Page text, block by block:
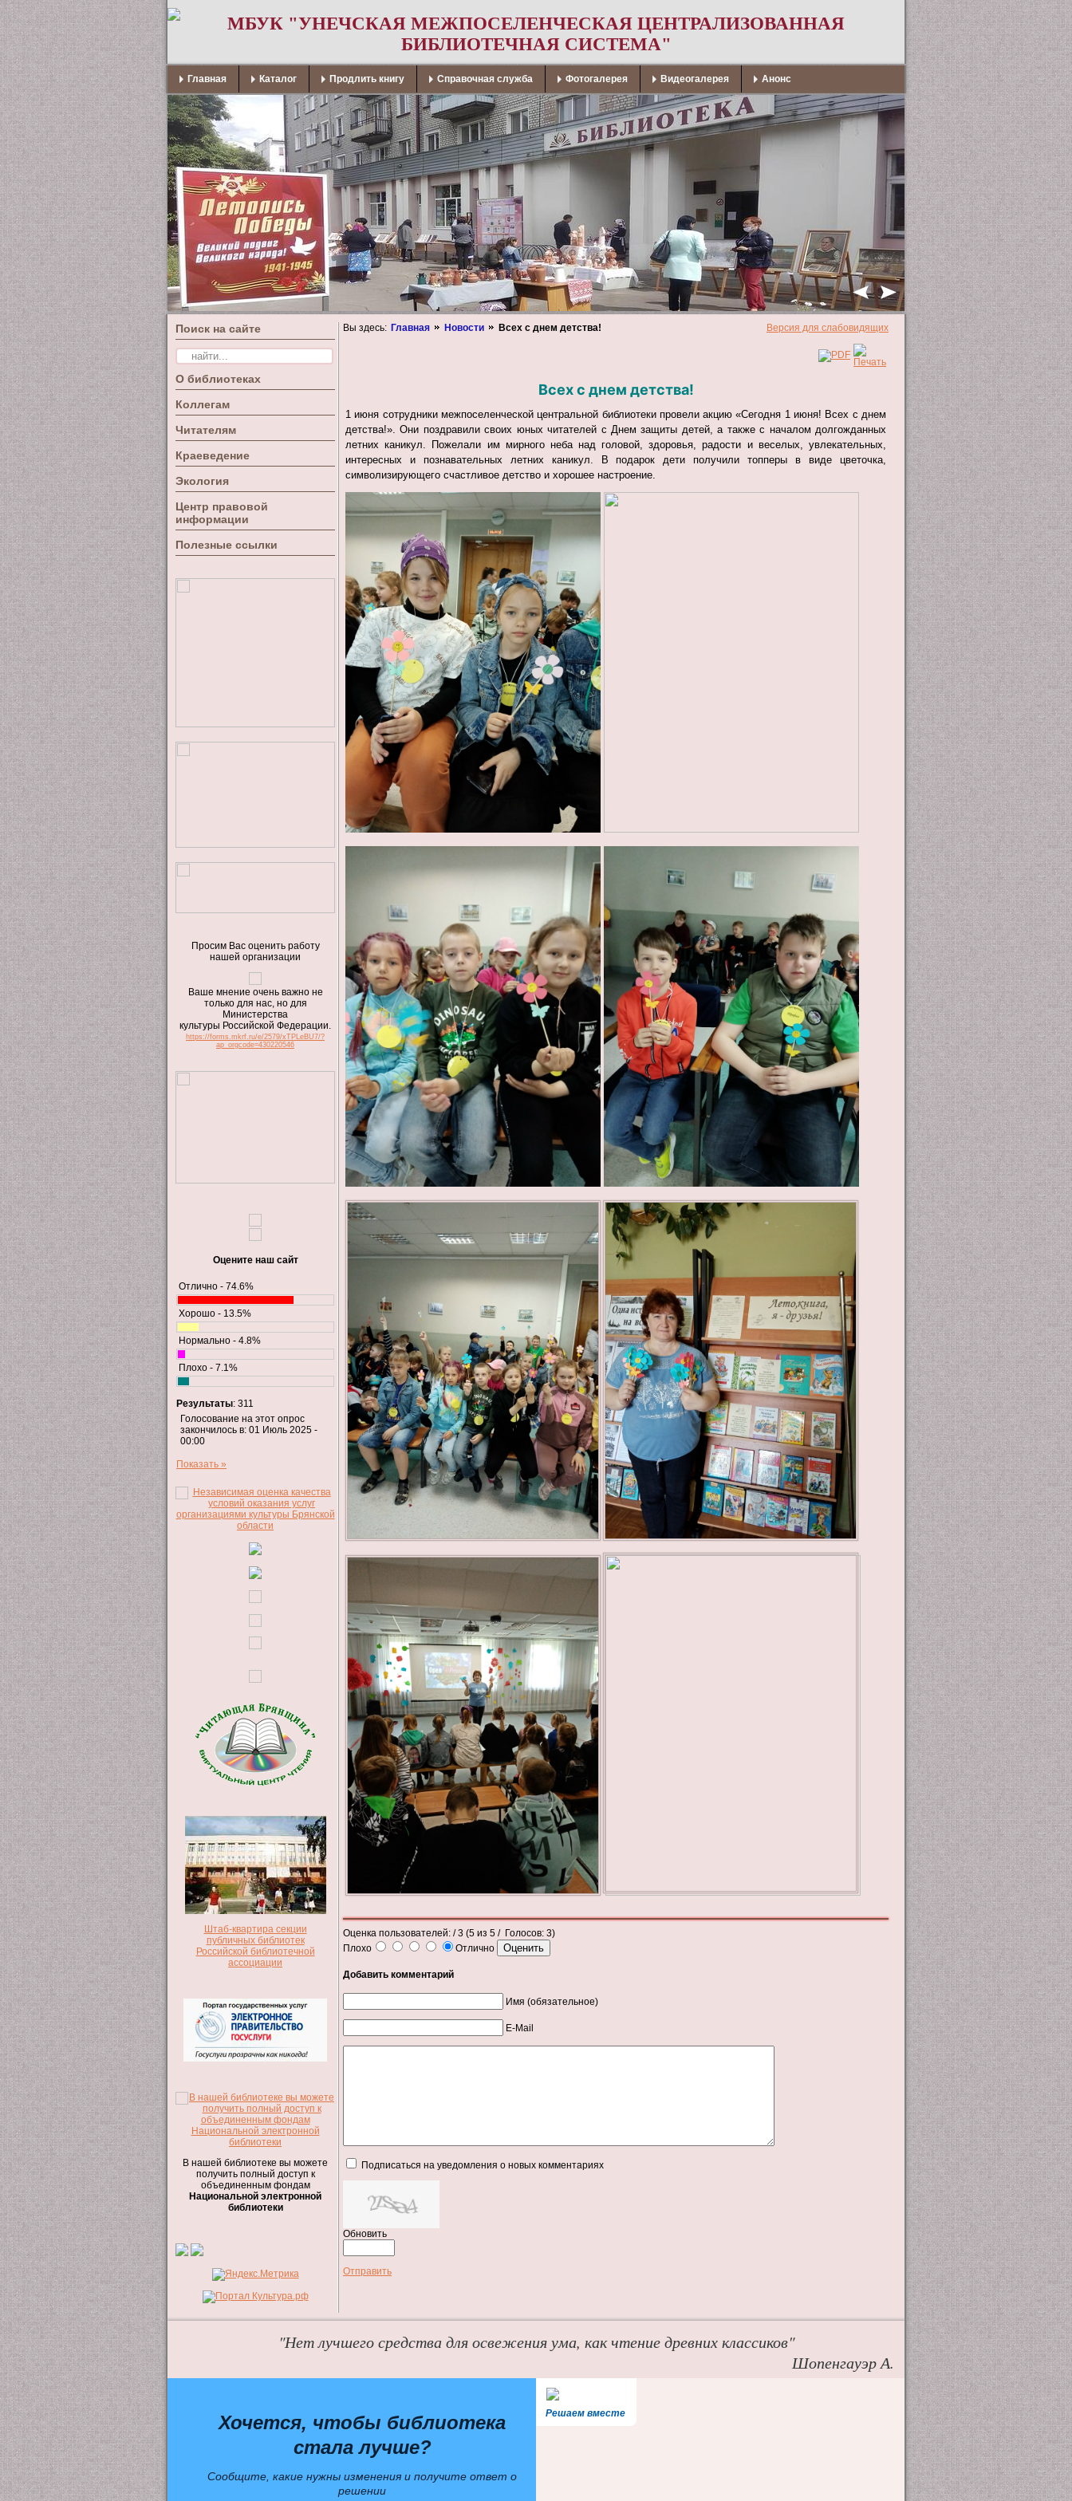
МБУК "УНЕЧСКАЯ МЕЖПОСЕЛЕНЧЕСКАЯ ЦЕНТРАЛИЗОВАННАЯ
БИБЛИОТЕЧНАЯ СИСТЕМА"
Главная Каталог Продлить книгу Справочная служба Фотогалерея Видеогалерея Анонс
Поиск на сайте
О библиотеках
Коллегам
Читателям
Краеведение
Экология
Центр правовой
информации
Полезные ссылки
Просим Вас оценить работу
нашей организации
Ваше мнение очень важно не
только для нас, но для
Министерства
культуры Российской Федерации.
https://forms.mkrf.ru/e/2579/xTPLeBU7/?
ap_orgcode=430220546
Оцените наш сайт
Отлично - 74.6%
Хорошо - 13.5%
Нормально - 4.8%
Плохо - 7.1%
Результаты: 311
Голосование на этот опрос
закончилось в: 01 Июль 2025 -
00:00
Показать »
Штаб-квартира секции
публичных библиотек
Российской библиотечной
ассоциации
В нашей библиотеке вы можете
получить полный доступ к
объединенным фондам
Национальной электронной
библиотеки
Вы здесь: Главная Новости Всех с днем детства! Версия для слабовидящих
Всех с днем детства!
1 июня сотрудники межпоселенческой центральной библиотеки провели акцию «Сегодня 1 июня! Всех с днем
детства!». Они поздравили своих юных читателей с Днем защиты детей, а также с началом долгожданных
летних каникул. Пожелали им мирного неба над головой, здоровья, радости и веселых, увлекательных,
интересных и познавательных летних каникул. В подарок дети получили топперы в виде цветочка,
символизирующего счастливое детство и хорошее настроение.
Оценка пользователей: / 3 (5 из 5 / Голосов: 3)
Плохо
Отлично
Добавить комментарий
Имя (обязательное)
E-Mail
Подписаться на уведомления о новых комментариях
Обновить
Отправить
"Нет лучшего средства для освежения ума, как чтение древних классиков"
Шопенгауэр А.
Решаем вместе
Хочется, чтобы библиотека
стала лучше?
Сообщите, какие нужны изменения и получите ответ о
решении